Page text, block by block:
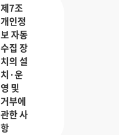
제7조
개인정
보 자동
수집 장
치의 설
치·운
영 및
거부에
관한 사
항